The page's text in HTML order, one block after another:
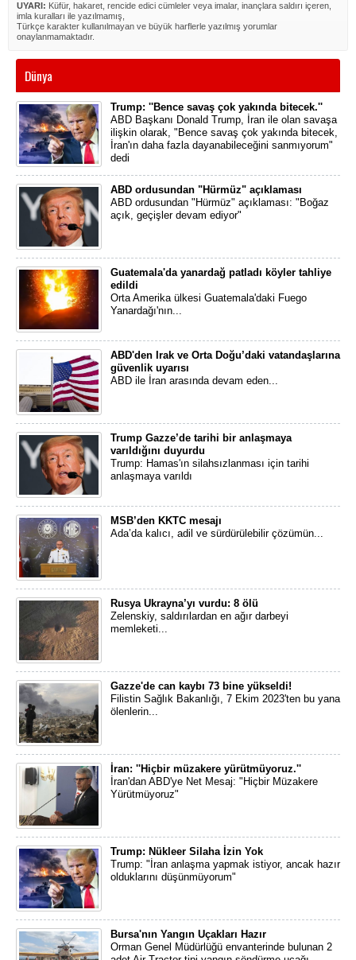
UYARI: Küfür, hakaret, rencide edici cümleler veya imalar, inançlara saldırı içeren,
imla kuralları ile yazılmamış,
Türkçe karakter kullanılmayan ve büyük harflerle yazılmış yorumlar
onaylanmamaktadır.
Dünya
Trump: ''Bence savaş çok yakında bitecek.''
ABD Başkanı Donald Trump, İran ile olan savaşa
ilişkin olarak, "Bence savaş çok yakında bitecek,
İran'ın daha fazla dayanabileceğini sanmıyorum"
dedi
ABD ordusundan "Hürmüz" açıklaması
ABD ordusundan "Hürmüz" açıklaması: "Boğaz
açık, geçişler devam ediyor"
Guatemala'da yanardağ patladı köyler tahliye
edildi
Orta Amerika ülkesi Guatemala'daki Fuego
Yanardağı'nın...
ABD'den Irak ve Orta Doğu’daki vatandaşlarına
güvenlik uyarısı
ABD ile İran arasında devam eden...
Trump Gazze’de tarihi bir anlaşmaya
varıldığını duyurdu
Trump: Hamas'ın silahsızlanması için tarihi
anlaşmaya varıldı
MSB’den KKTC mesajı
Ada’da kalıcı, adil ve sürdürülebilir çözümün...
Rusya Ukrayna’yı vurdu: 8 ölü
Zelenskiy, saldırılardan en ağır darbeyi
memleketi...
Gazze'de can kaybı 73 bine yükseldi!
Filistin Sağlık Bakanlığı, 7 Ekim 2023'ten bu yana
ölenlerin...
İran: ''Hiçbir müzakere yürütmüyoruz.''
İran'dan ABD'ye Net Mesaj: "Hiçbir Müzakere
Yürütmüyoruz"
Trump: Nükleer Silaha İzin Yok
Trump: "İran anlaşma yapmak istiyor, ancak hazır
olduklarını düşünmüyorum"
Bursa'nın Yangın Uçakları Hazır
Orman Genel Müdürlüğü envanterinde bulunan 2